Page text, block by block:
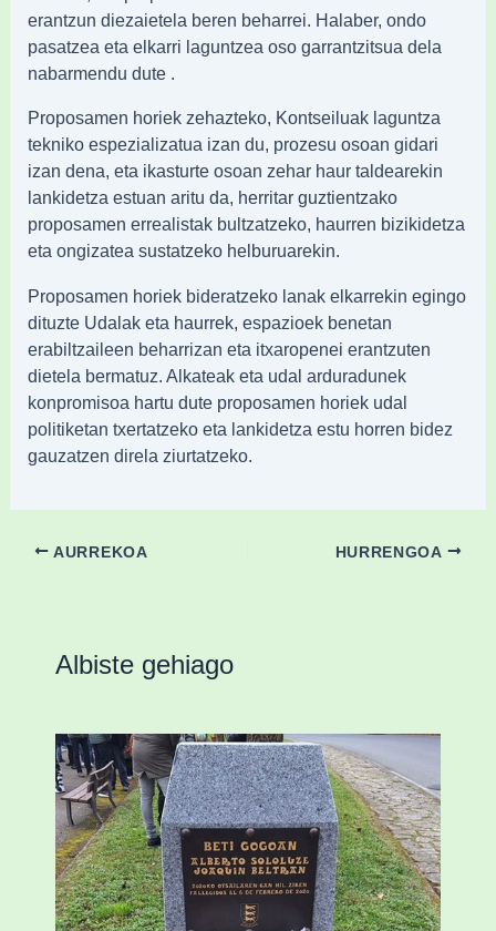
erantzun diezaietela beren beharrei. Halaber, ondo
pasatzea eta elkarri laguntzea oso garrantzitsua dela
nabarmendu dute .
Proposamen horiek zehazteko, Kontseiluak laguntza
tekniko espezializatua izan du, prozesu osoan gidari
izan dena, eta ikasturte osoan zehar haur taldearekin
lankidetza estuan aritu da, herritar guztientzako
proposamen errealistak bultzatzeko, haurren bizikidetza
eta ongizatea sustatzeko helburuarekin.
Proposamen horiek bideratzeko lanak elkarrekin egingo
dituzte Udalak eta haurrek, espazioek benetan
erabiltzaileen beharrizan eta itxaropenei erantzuten
dietela bermatuz. Alkateak eta udal arduradunek
konpromisoa hartu dute proposamen horiek udal
politiketan txertatzeko eta lankidetza estu horren bidez
gauzatzen direla ziurtatzeko.
AURREKOA HURRENGOA
Albiste gehiago
«Azkenengo 40 urteetan Zaldibar jo zuen